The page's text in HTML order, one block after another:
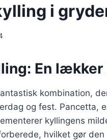
i
En
kombination,
og fest. Pancetta,
kyllingens
hvilket gør